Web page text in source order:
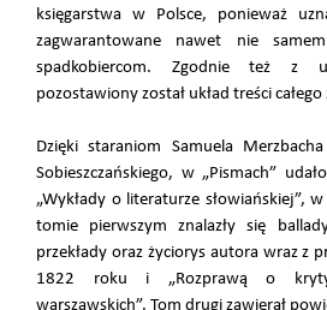
księgarstwa w Polsce, ponieważ
zagwarantowane nawet nie
spadkobiercom. Zgodnie też z
pozostawiony został układ treści
Dzięki staraniom Samuela
Sobieszczańskiego, w „Pismach”
„Wykłady o literaturze słowiańskiej”,
tomie pierwszym znalazły się
przekłady oraz życiorys autora wraz z
1822 roku i „Rozprawą o
warszawskich”. Tom drugi zawierał